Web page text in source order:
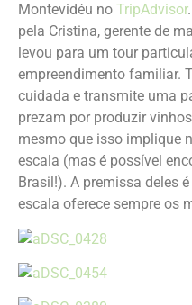
Montevidéu no TripAdvisor
pela Cristina, gerente de
levou para um tour
empreendimento familiar.
cuidada e transmite uma
prezam por produzir
mesmo que isso implique
escala (mas é possível
Brasil!). A premissa deles
escala oferece sempre os